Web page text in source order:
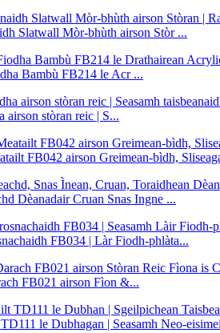
Slatwall Mòr-bhùth airson Stòr ...
Bambù FB214 le Acr ...
stòran reic | S...
FB042 airson Greimean-bìdh,
Dèanadair Cruan Snas Ingne ...
FB034 | Làr Fiodh-phlàta...
FB021 airson Fìon &...
le Dubhagan | Seasamh Neo-